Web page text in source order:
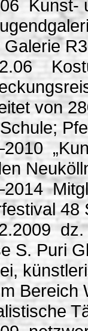
Kunst-
Galerie
von
48
dz.
S. Puri
Bereich